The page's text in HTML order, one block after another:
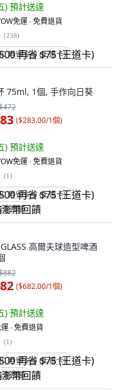
) 預計送達
免運 ∙ 免費退貨
(238)
再省 $75 (王道卡)
75ml, 1個, 手作向日葵
($283.00/1個)
) 預計送達
免運 ∙ 免費退貨
(1)
再省 $75 (王道卡)
幣回饋
高爾夫球造型啤酒
($682.00/1個)
) 預計送達
∙ 免費退貨
(1)
再省 $75 (王道卡)
幣回饋